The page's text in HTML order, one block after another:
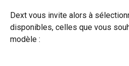
Dext vous invite alors à
disponibles, celles que vous
modèle :